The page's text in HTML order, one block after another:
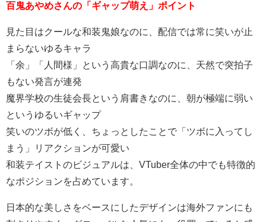
百鬼あやめさんの「ギャップ萌え」ポイント
見た目はクールな和装鬼娘なのに、配信では常に笑いが止
まらないゆるキャラ
「余」「人間様」という高貴な口調なのに、天然で突拍子
もない発言が連発
魔界学校の生徒会長という肩書きなのに、朝が極端に弱い
というゆるいギャップ
笑いのツボが低く、ちょっとしたことで「ツボに入ってし
まう」リアクションが可愛い
和装テイストのビジュアルは、VTuber全体の中でも特徴的
なポジションを占めています。
日本的な美しさをベースにしたデザインは海外ファンにも